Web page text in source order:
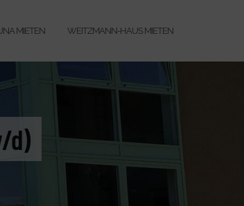
MIETEN WEITZMANN-HAUS MIETEN
d)